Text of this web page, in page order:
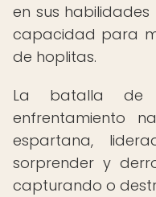
en sus habilidades
capacidad para
de hoplitas.
La batalla de
enfrentamiento
espartana,
sorprender y
capturando o